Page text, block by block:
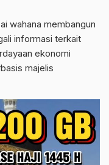
wahana membangun
informasi terkait
ekonomi
majelis